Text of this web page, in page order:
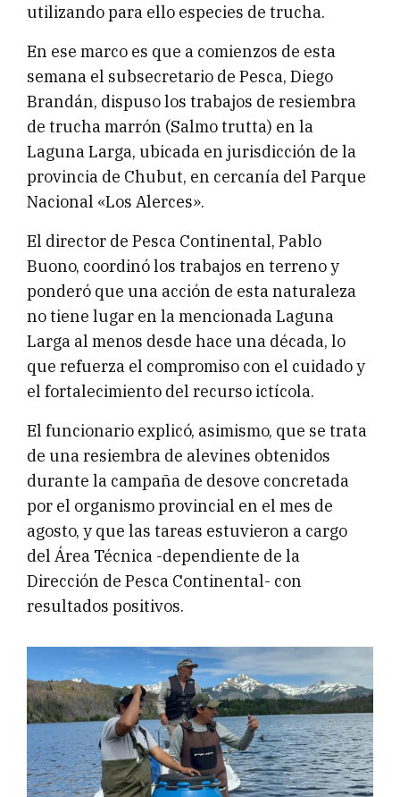
utilizando para ello especies de trucha.
En ese marco es que a comienzos de esta
semana el subsecretario de Pesca, Diego
Brandán, dispuso los trabajos de resiembra
de trucha marrón (Salmo trutta) en la
Laguna Larga, ubicada en jurisdicción de la
provincia de Chubut, en cercanía del Parque
Nacional «Los Alerces».
El director de Pesca Continental, Pablo
Buono, coordinó los trabajos en terreno y
ponderó que una acción de esta naturaleza
no tiene lugar en la mencionada Laguna
Larga al menos desde hace una década, lo
que refuerza el compromiso con el cuidado y
el fortalecimiento del recurso ictícola.
El funcionario explicó, asimismo, que se trata
de una resiembra de alevines obtenidos
durante la campaña de desove concretada
por el organismo provincial en el mes de
agosto, y que las tareas estuvieron a cargo
del Área Técnica -dependiente de la
Dirección de Pesca Continental- con
resultados positivos.